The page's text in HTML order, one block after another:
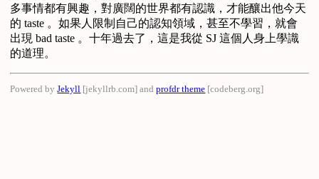
多事情都有興趣，對廣闊的世界都有認識，才能釀出他今天
的 taste 。如果人限制自己的認知領域，甚至不學習，就會
出現 bad taste 。十年過去了，這是我從 SJ 這個人身上學識
的道理。
Powered byJekyll [jekyllrb.com] andprofdr theme [codeberg.org]